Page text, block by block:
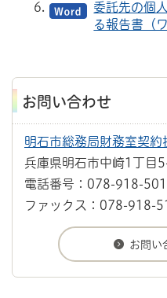
委託先の個
る報告書（
お問い合わせ
明石市総務局財務室契約
兵庫県明石市中崎1丁目
電話番号：078-918-
ファックス：078-918-